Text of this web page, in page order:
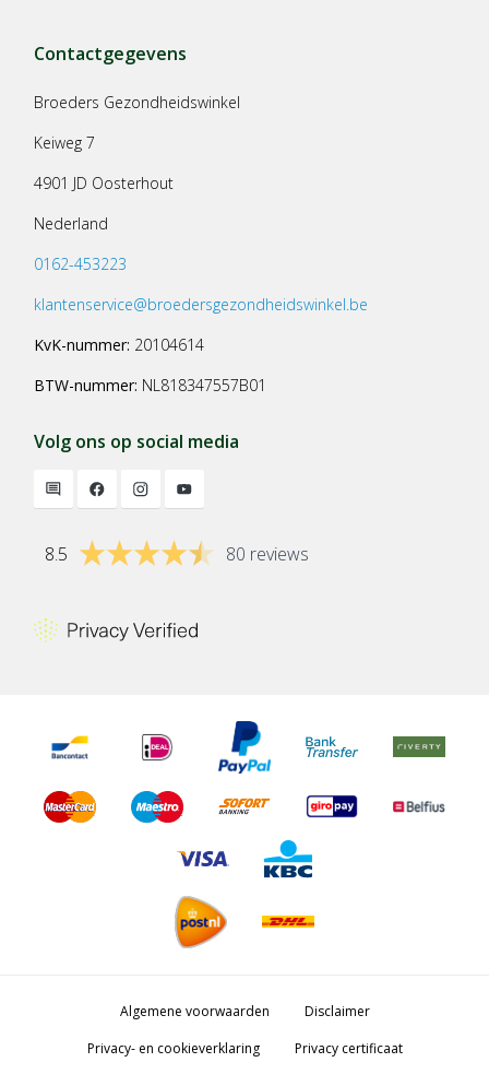
Contactgegevens
Broeders Gezondheidswinkel
Keiweg 7
4901 JD Oosterhout
Nederland
0162-453223
klantenservice@broedersgezondheidswinkel.be
KvK-nummer: 20104614
BTW-nummer: NL818347557B01
Volg ons op social media
8.5 80 reviews
Algemene voorwaarden
Disclaimer
Privacy- en cookieverklaring
Privacy certificaat